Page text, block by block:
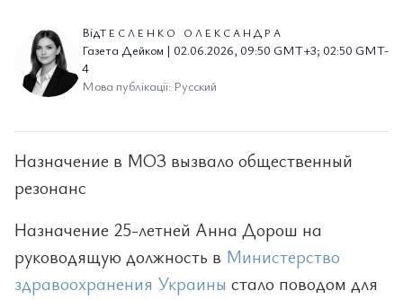
ВідТЕСЛЕНКО ОЛЕКСАНДРА
Газета Дейком | 02.06.2026, 09:50 GMT+3; 02:50 GMT-
4
Мова публікації: Русский
Назначение в МОЗ вызвало общественный
резонанс
Назначение 25-летней Анна Дорош на
руководящую должность в Министерство
здравоохранения Украины стало поводом для